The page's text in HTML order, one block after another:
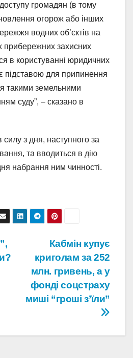
громадян (в тому
огорож або інших
водних об’єктів на
прибережних захисних
в користуванні юридичних
підставою для припинення
такими земельними
суду”, – сказано в
з дня, наступного за
та вводиться в дію
набрання ним чинності.
Кабмін купує
криголам за 252
млн. гривень, а у
фонді соцстраху
миші “гроші з’їли”